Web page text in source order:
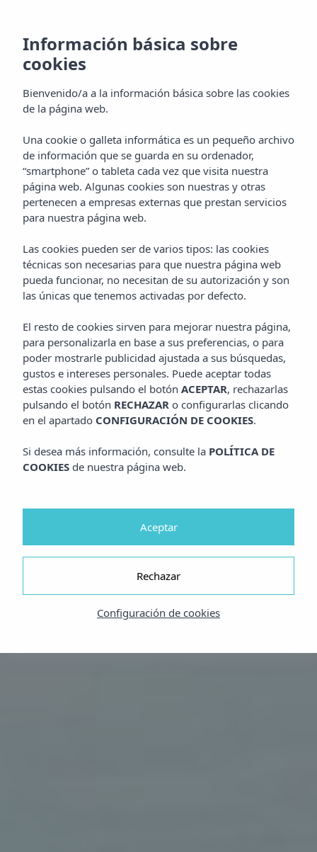
Información básica sobre
cookies
Bienvenido/a a la información básica sobre las cookies
de la página web.
Una cookie o galleta informática es un pequeño archivo
de información que se guarda en su ordenador,
“smartphone” o tableta cada vez que visita nuestra
página web. Algunas cookies son nuestras y otras
pertenecen a empresas externas que prestan servicios
para nuestra página web.
Las cookies pueden ser de varios tipos: las cookies
técnicas son necesarias para que nuestra página web
pueda funcionar, no necesitan de su autorización y son
las únicas que tenemos activadas por defecto.
El resto de cookies sirven para mejorar nuestra página,
para personalizarla en base a sus preferencias, o para
poder mostrarle publicidad ajustada a sus búsquedas,
gustos e intereses personales. Puede aceptar todas
estas cookies pulsando el botón ACEPTAR, rechazarlas
pulsando el botón RECHAZAR o configurarlas clicando
en el apartado CONFIGURACIÓN DE COOKIES.
Si desea más información, consulte la POLÍTICA DE
COOKIES de nuestra página web.
Configuración de cookies
Rechazar
Aceptar